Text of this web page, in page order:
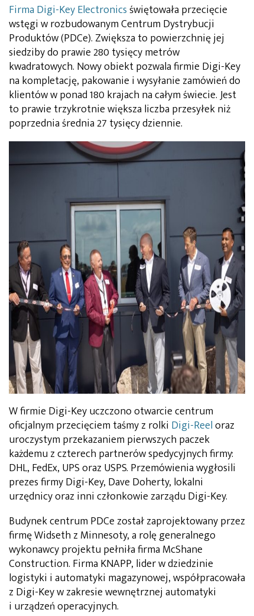
Firma Digi-Key Electronicsświętowała przecięcie
wstęgi w rozbudowanym Centrum Dystrybucji
Produktów (PDCe). Zwiększa to powierzchnię jej
siedziby do prawie 280 tysięcy metrów
kwadratowych. Nowy obiekt pozwala firmie Digi-Key
na kompletację, pakowanie i wysyłanie zamówień do
klientów w ponad 180 krajach na całym świecie. Jest
to prawie trzykrotnie większa liczba przesyłek niż
poprzednia średnia 27 tysięcy dziennie.
W firmie Digi-Key uczczono otwarcie centrum
oficjalnym przecięciem taśmy z rolki Digi-Reeloraz
uroczystym przekazaniem pierwszych paczek
każdemu z czterech partnerów spedycyjnych firmy:
DHL, FedEx, UPS oraz USPS. Przemówienia wygłosili
prezes firmy Digi-Key, Dave Doherty, lokalni
urzędnicy oraz inni członkowie zarządu Digi-Key.
Budynek centrum PDCe został zaprojektowany przez
firmę Widseth z Minnesoty, a rolę generalnego
wykonawcy projektu pełniła firma McShane
Construction. Firma KNAPP, lider w dziedzinie
logistyki i automatyki magazynowej, współpracowała
z Digi-Key w zakresie wewnętrznej automatyki
i urządzeń operacyjnych.